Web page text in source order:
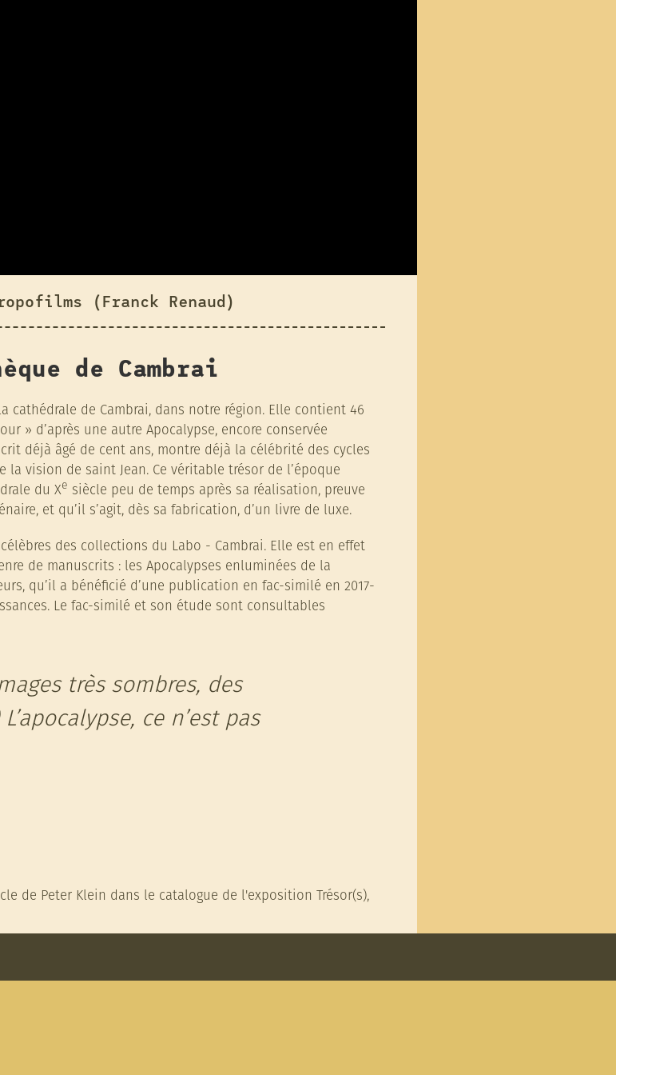
(Franck Renaud)
de Cambrai
cathédrale de Cambrai, dans notre région. Elle contient 46
» d’après une autre Apocalypse, encore conservée
déjà âgé de cent ans, montre déjà la célébrité des cycles
vision de saint Jean. Ce véritable trésor de l’époque
du Xe siècle peu de temps après sa réalisation, preuve
et qu’il s’agit, dès sa fabrication, d’un livre de luxe.
des collections du Labo - Cambrai. Elle est en effet
de manuscrits : les Apocalypses enluminées de la
qu’il a bénéficié d’une publication en fac-similé en 2017-
Le fac-similé et son étude sont consultables
très sombres, des
ce n’est pas
de Peter Klein dans le catalogue de l'exposition Trésor(s),